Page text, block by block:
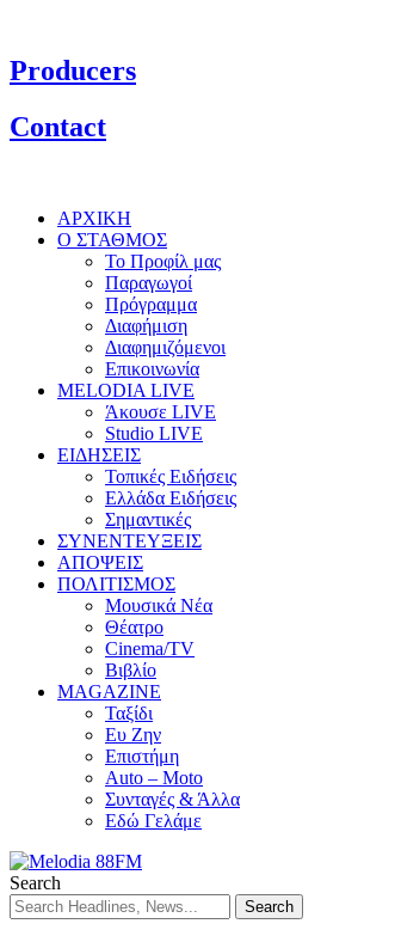
Producers
Contact
ΑΡΧΙΚΗ
Ο ΣΤΑΘΜΟΣ
Το Προφίλ μας
Παραγωγοί
Πρόγραμμα
Διαφήμιση
Διαφημιζόμενοι
Επικοινωνία
MELODIA LIVE
Άκουσε LIVE
Studio LIVE
ΕΙΔΗΣΕΙΣ
Τοπικές Ειδήσεις
Ελλάδα Ειδήσεις
Σημαντικές
ΣΥΝΕΝΤΕΥΞΕΙΣ
ΑΠΟΨΕΙΣ
ΠΟΛΙΤΙΣΜΟΣ
Μουσικά Νέα
Θέατρο
Cinema/TV
Βιβλίο
MAGAZINE
Ταξίδι
Ευ Ζην
Επιστήμη
Auto – Moto
Συνταγές & Άλλα
Εδώ Γελάμε
Search